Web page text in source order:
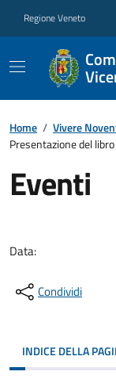
Regione Veneto
Home / Vivere
Presentazione del
Eventi
Data:
Condividi
INDICE DELLA